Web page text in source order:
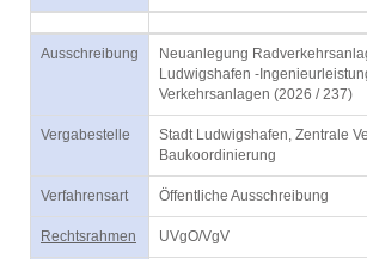
Ausschreibung
Neuanlegung
Ludwigshafen -
Verkehrsanlagen (2026 / 237)
Vergabestelle
Stadt Ludwigshafen, Zentrale
Baukoordinierung
Verfahrensart Öffentliche Ausschreibung
Rechtsrahmen UVgO/VgV